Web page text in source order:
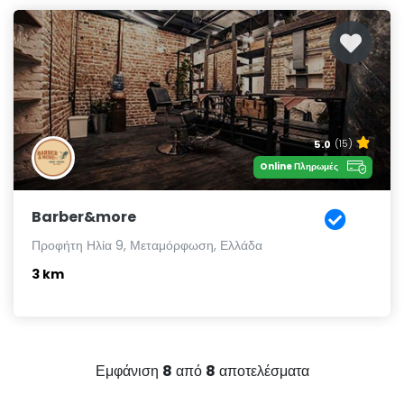
5.0 (15)
Online Πληρωμές
Barber&more
Προφήτη Ηλία 9, Μεταμόρφωση, Ελλάδα
3 km
Εμφάνιση 8 από 8 αποτελέσματα